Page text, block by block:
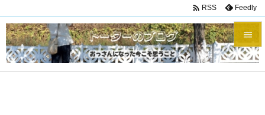


メニュ
 RSS Feedly